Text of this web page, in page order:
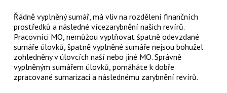
Řádně vyplněný sumář, má vliv na rozdělení finančních
prostředků a následné vícezarybnění našich revírů.
Pracovníci MO, nemůžou vyplňovat špatně odevzdané
sumáře úlovků, špatně vyplněné sumáře nejsou bohužel
zohledněny v úlovcích naší nebo jiné MO. Správně
vyplněným sumářem úlovků, pomáháte k dobře
zpracované sumarizaci a následnému zarybnění revírů.